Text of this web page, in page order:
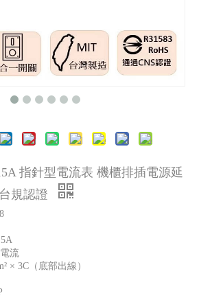
指針型電流表 機櫃排插電源延
規認證
流
× 3C（底部出線）